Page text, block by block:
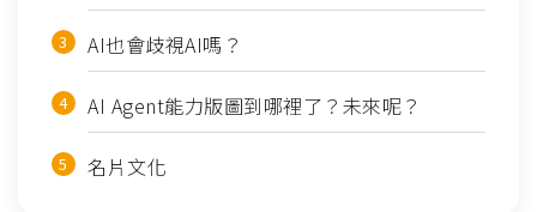
AI也會歧視AI嗎？
AI Agent能力版圖到哪裡了？未來呢？
名片文化